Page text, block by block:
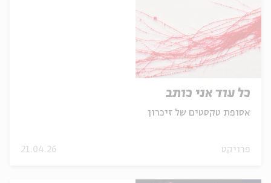
כל עוד אני כותב
אסופת טקסטים של זיכרון
פרויקט 21.04.26